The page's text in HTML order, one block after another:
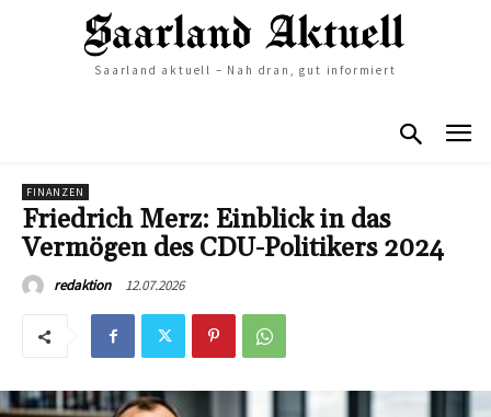
Saarland aktuell – Nah dran, gut informiert
FINANZEN
Friedrich Merz: Einblick in das
Vermögen des CDU-Politikers 2024
redaktion 12.07.2026